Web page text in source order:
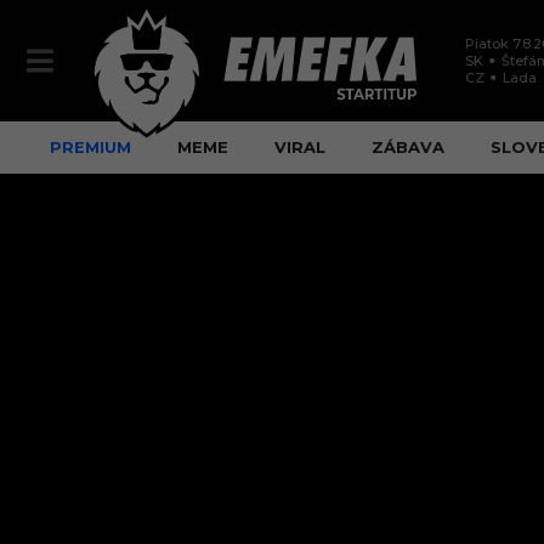
Piatok
SK
CZ
Lada
PREMIUM MEME VIRAL ZÁBAVA